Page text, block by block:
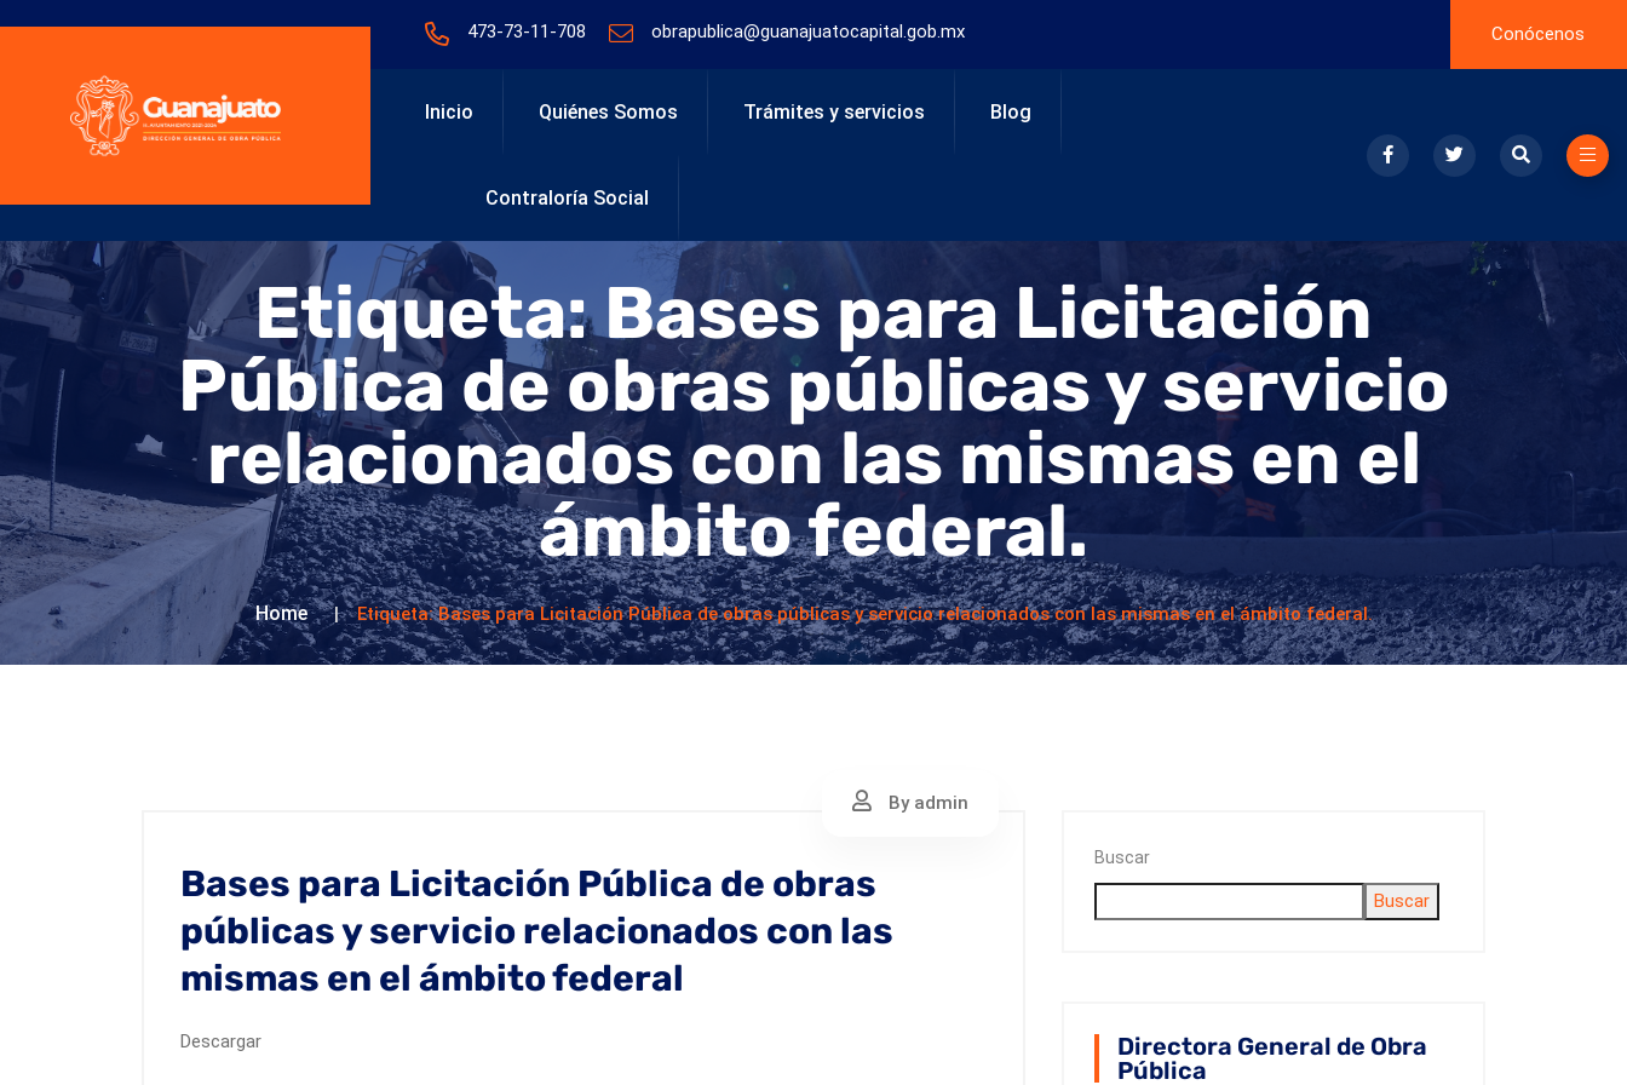
473-73-11-708 obrapublica@guanajuatocapital.gob.mx Conócenos
Inicio Quiénes Somos Trámites y servicios Blog
Contraloría Social
Etiqueta:Bases para Licitación
Pública de obras públicas y servicio
relacionados con las mismas en el
ámbito federal.
Home Etiqueta:Bases para Licitación Pública de obras públicas y servicio relacionados con las mismas en el ámbito federal.
By admin
Bases para Licitación Pública de obras
públicas y servicio relacionados con las
mismas en el ámbito federal
Descargar
Buscar
Buscar
Directora General de Obra
Pública